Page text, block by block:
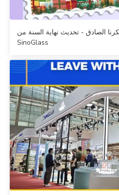
الصادق - تحديث نهاية السنة من
SinoGlass